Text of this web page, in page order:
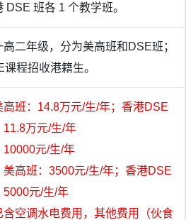
DSE 班各 1 个教学班。
二年级，分为美高班和DSE班；
程招收港籍生。
高班：14.8万元/生/年；香港DSE
11.8万元/生/年
10000元/生/年
美高班：3500元/生/年；香港DSE
5000元/生/年
含空调水电费用，其他费用（伙食